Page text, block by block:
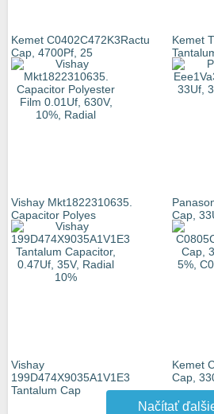
Kemet C0402C472K3Ractu
Cap, 4700Pf, 25
Kemet
Vishay Mkt1822310635.
Capacitor Polyes
Cap,
Vishay
199D474X9035A1V1E3
Tantalum Cap
Kemet
Cap,
Načítať